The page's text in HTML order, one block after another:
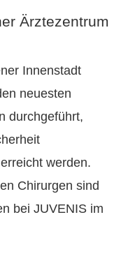
Ärztezentrum
Innenstadt
neuesten
durchgeführt,
werden.
Chirurgen sind
bei JUVENIS im